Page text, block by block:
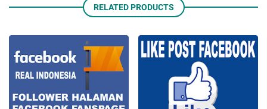
RELATED PRODUCTS